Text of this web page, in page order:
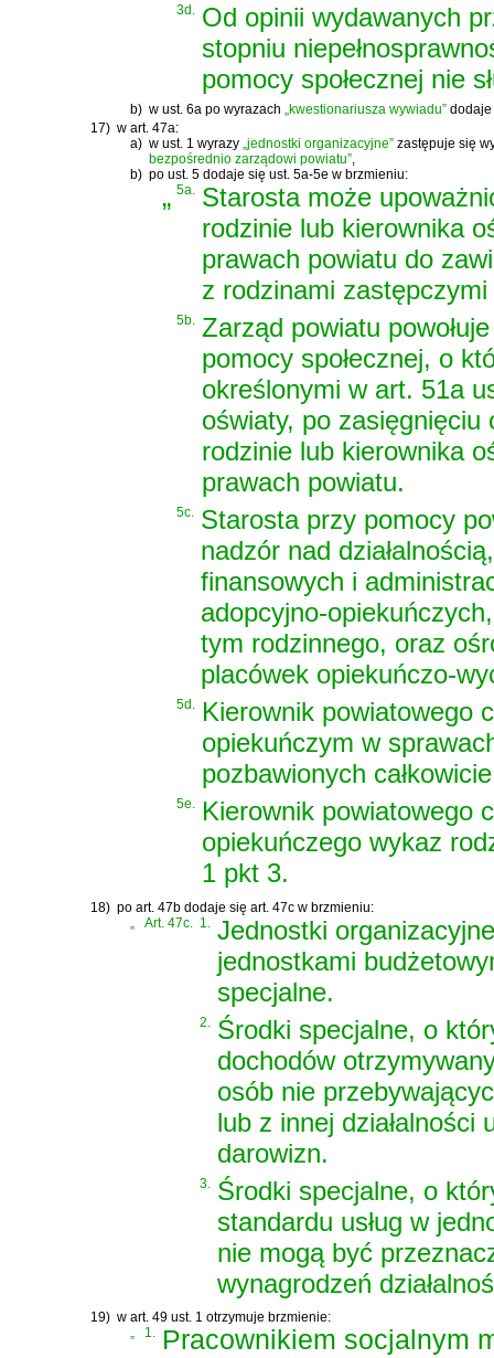
3d.
Od opinii wydawanych
stopniu
pomocy społecznej nie
b) w ust. 6a po wyrazach „kwestionariusza wywiadu”
17) w art. 47a:
a) w ust. 1 wyrazy „jednostki organizacyjne” zastępuje się
bezpośrednio zarządowi powiatu”,
b) po ust. 5 dodaje się ust. 5a-5e w brzmieniu:
„5a. Starosta może
rodzinie lub kierownika
prawach powiatu do
z rodzinami
5b. Zarząd powiatu
pomocy społecznej, o
określonymi w art. 51a
oświaty, po
rodzinie lub kierownika
prawach powiatu.
5c. Starosta przy pomocy
nadzór nad
finansowych i
adopcyjno-
tym rodzinnego, oraz
placówek opiekuńczo-
5d. Kierownik powiatowego
opiekuńczym w
pozbawionych
5e. Kierownik powiatowego
opiekuńczego wykaz
1 pkt 3.
18) po art. 47b dodaje się art. 47c w brzmieniu:
„
Art. 47c. 1. Jednostki
jednostkami
specjalne.
2. Środki specjalne, o
dochodów
osób nie
lub z innej
darowizn.
3. Środki specjalne, o
standardu usług w
nie mogą być
wynagrodzeń
19) w art. 49 ust. 1 otrzymuje brzmienie:
„
1. Pracownikiem socjalnym